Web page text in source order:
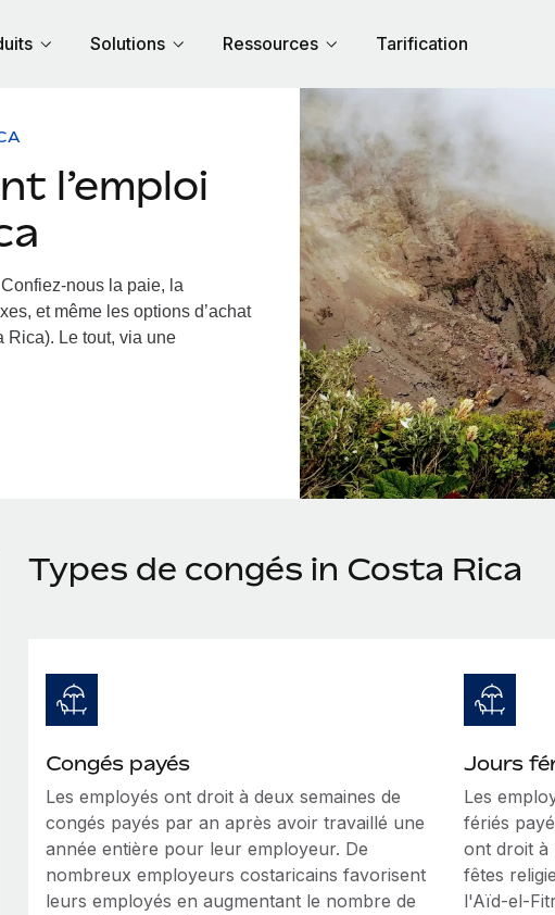
Solutions Ressources Tarification
l’emploi
Confiez-nous la paie, la
et même les options d’achat
Rica). Le tout, via une
Types de congés in Costa Rica
Congés payés
Les employés ont droit à deux semaines de
congés payés par an après avoir travaillé une
année entière pour leur employeur. De
nombreux employeurs costaricains favorisent
leurs employés en augmentant le nombre de
Jours
Les
fériés
ont droit à
fêtes
l'Aïd-el-